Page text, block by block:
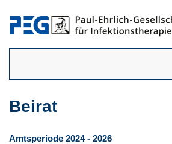
Beirat
Amtsperiode 2024 - 2026